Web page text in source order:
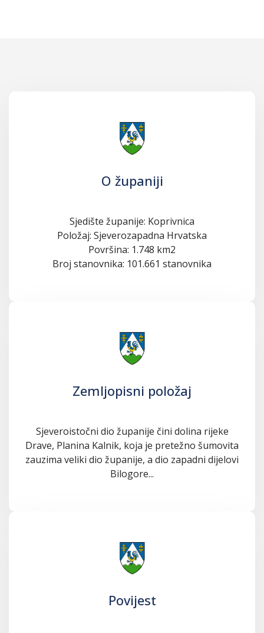
O županiji
Sjedište županije: Koprivnica
Položaj: Sjeverozapadna Hrvatska
Površina: 1.748 km2
Broj stanovnika: 101.661 stanovnika
Zemljopisni položaj
Sjeveroistočni dio županije čini dolina rijeke
Drave, Planina Kalnik, koja je pretežno šumovita
zauzima veliki dio županije, a dio zapadni dijelovi
Bilogore...
Povijest